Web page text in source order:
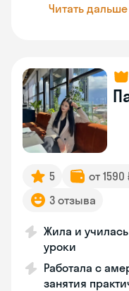
Читать дальше
5 от
3 отзыва
Жила и
уроки
Работала с
занятия